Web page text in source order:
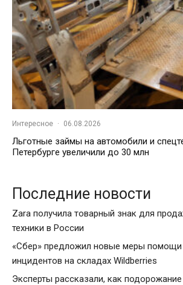
Интересное · 06.08.2026
Льготные займы на автомобили и
Петербурге увеличили до 30 млн
Последние новости
Zara получила товарный знак для
техники в России
«Сбер» предложил новые меры помощи
инцидентов на складах Wildberries
Эксперты рассказали, как